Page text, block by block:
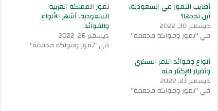
أطايب التمور في السعودية،
أين تجدها؟
ديسمبر 30, 2022
في "تمور وفواكه مجففة"
تمور المملكة العربية
السعودية، أشهر الأنواع
والفوائد
ديسمبر 26, 2022
في "تمور وفواكه مجففة"
أنواع وفوائد التمر السكري
وأضرار الإكثار منه
ديسمبر 23, 2022
في "تمور وفواكه مجففة"